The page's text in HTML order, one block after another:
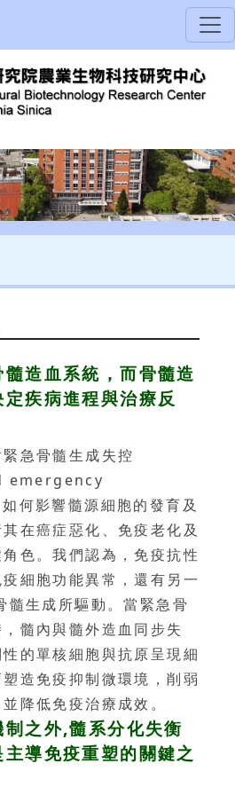
造血系統，而骨髓造
疾病進程與治療反
急骨髓生成失控
emergency
何影響髓源細胞的發育及
在癌症惡化、免疫老化及
色。我們認為，免疫抗性
細胞功能異常，還有另一
髓生成所驅動。當緊急骨
髓內與髓外造血同步失
的單核細胞與抗原呈現細
造免疫抑制微環境，削弱
降低免疫治療成效。
之外,髓系分化失衡
導免疫重塑的關鍵之